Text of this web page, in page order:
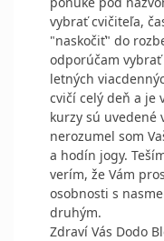
vybrať cvičiteľa,
"naskočiť" do
odporúčam
letných
cvičí celý deň a je
kurzy sú uvedené
nerozumel som
a hodín jogy.
verím, že Vám
osobnosti s
druhým.
Zdraví Vás Dodo